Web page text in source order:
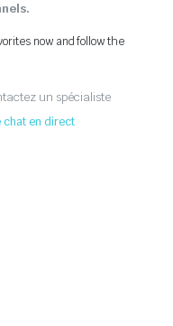
now and follow the
un spécialiste
chat en direct